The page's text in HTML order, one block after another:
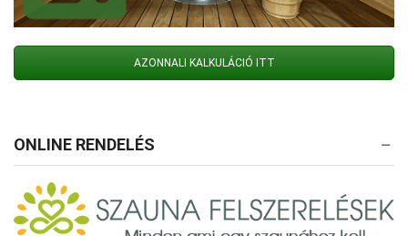
AZONNALI KALKULÁCIÓ ITT
ONLINE RENDELÉS